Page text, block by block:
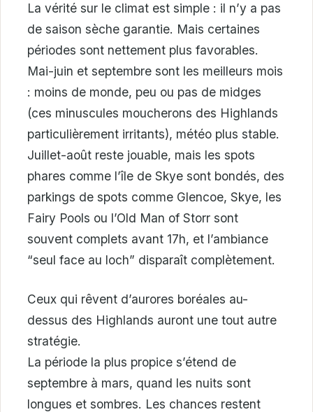
La vérité sur le climat est simple : il n’y a pas
de saison sèche garantie. Mais certaines
périodes sont nettement plus favorables.
Mai-juin et septembre sont les meilleurs mois
: moins de monde, peu ou pas de midges
(ces minuscules moucherons des Highlands
particulièrement irritants), météo plus stable.
Juillet-août reste jouable, mais les spots
phares comme l’île de Skye sont bondés, des
parkings de spots comme Glencoe, Skye, les
Fairy Pools ou l’Old Man of Storr sont
souvent complets avant 17h, et l’ambiance
“seul face au loch” disparaît complètement.
Ceux qui rêvent d’aurores boréales au-
dessus des Highlands auront une tout autre
stratégie.
La période la plus propice s’étend de
septembre à mars, quand les nuits sont
longues et sombres. Les chances restent